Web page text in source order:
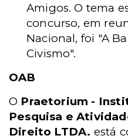
Amigos. O tema
concurso, em
Nacional, foi "A
Civismo".
OAB
O Praetorium -
Pesquisa e
Direito LTDA. está